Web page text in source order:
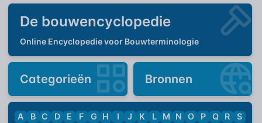
De bouwencyclopedie
Online Encyclopedie voor Bouwterminologie
Categorieën Bronnen
A B C D E F G H I J K L M N O P Q R
S